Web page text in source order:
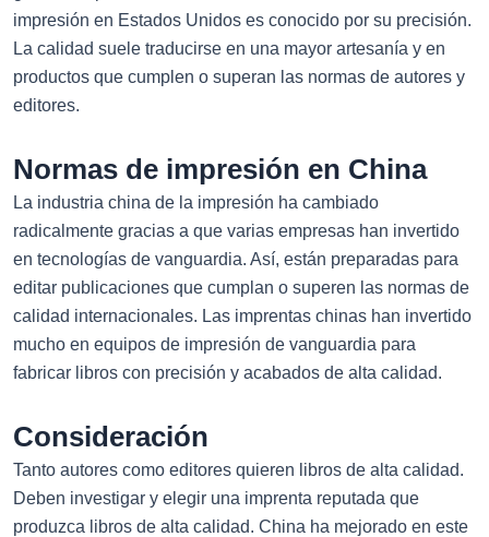
impresión en Estados Unidos es conocido por su precisión.
La calidad suele traducirse en una mayor artesanía y en
productos que cumplen o superan las normas de autores y
editores.
Normas de impresión en China
La industria china de la impresión ha cambiado
radicalmente gracias a que varias empresas han invertido
en tecnologías de vanguardia. Así, están preparadas para
editar publicaciones que cumplan o superen las normas de
calidad internacionales. Las imprentas chinas han invertido
mucho en equipos de impresión de vanguardia para
fabricar libros con precisión y acabados de alta calidad.
Consideración
Tanto autores como editores quieren libros de alta calidad.
Deben investigar y elegir una imprenta reputada que
produzca libros de alta calidad. China ha mejorado en este